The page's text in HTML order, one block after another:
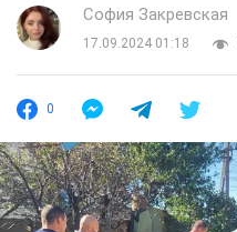
София Закревская
17.09.2024 01:18
0